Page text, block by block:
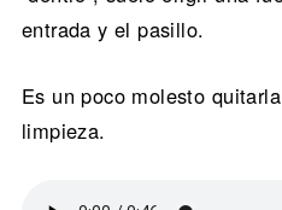
entrada y el pasillo.
Es un poco molesto
limpieza.